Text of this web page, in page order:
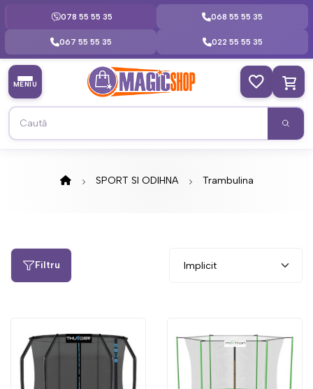
078 55 55 35 068 55 55 35
067 55 55 35 022 55 55 35
MENIU
SPORT SI ODIHNA Trambulina
Filtru